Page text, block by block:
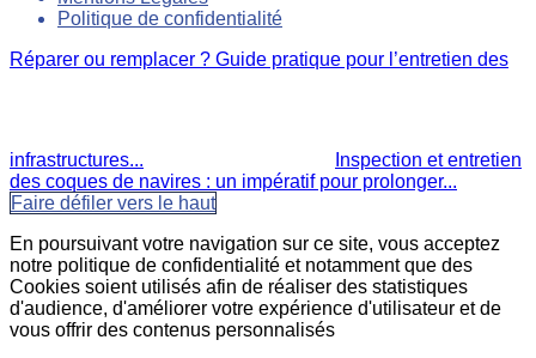
Politique de confidentialité
Réparer ou remplacer ? Guide pratique pour l’entretien des
infrastructures...
Inspection et entretien
des coques de navires : un impératif pour prolonger...
Faire défiler vers le haut
En poursuivant votre navigation sur ce site, vous acceptez
notre politique de confidentialité et notamment que des
Cookies soient utilisés afin de réaliser des statistiques
d'audience, d'améliorer votre expérience d'utilisateur et de
vous offrir des contenus personnalisés